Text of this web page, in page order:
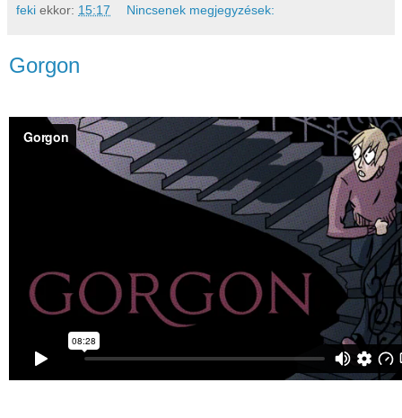
feki ekkor: 15:17 Nincsenek megjegyzések:
Gorgon